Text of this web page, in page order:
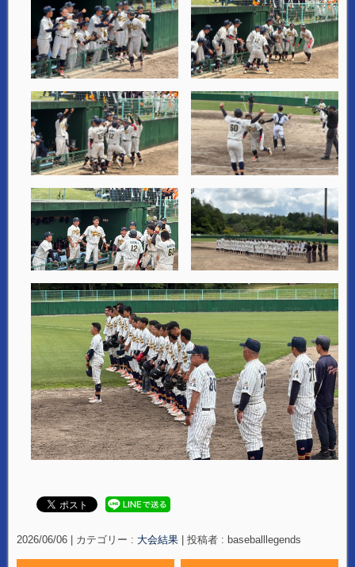
2026/06/06 | カテゴリー : 大会結果 | 投稿者 : baseballlegends